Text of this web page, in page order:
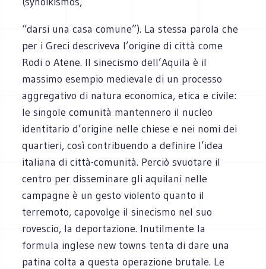
“darsi una casa comune”). La stessa parola che
per i Greci descriveva l’origine di città come
Rodi o Atene. Il sinecismo dell’Aquila è il
massimo esempio medievale di un processo
aggregativo di natura economica, etica e civile:
le singole comunità mantennero il nucleo
identitario d’origine nelle chiese e nei nomi dei
quartieri, così contribuendo a definire l’idea
italiana di città-comunità. Perciò svuotare il
centro per disseminare gli aquilani nelle
campagne è un gesto violento quanto il
terremoto, capovolge il sinecismo nel suo
rovescio, la deportazione. Inutilmente la
formula inglese new towns tenta di dare una
patina colta a questa operazione brutale. Le